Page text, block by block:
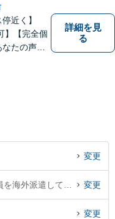
近く】
】【完全個
たの声を
詳細を見
る
変更
変更
変更